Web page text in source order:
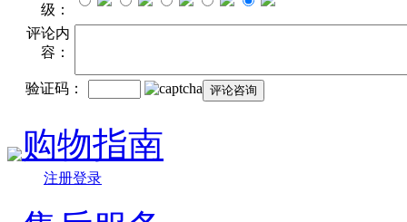
级：
评论内
容：
验证码：
购物指南
注册登录